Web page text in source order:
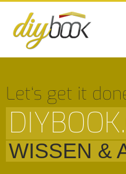
Let‘s get it
WISSEN &